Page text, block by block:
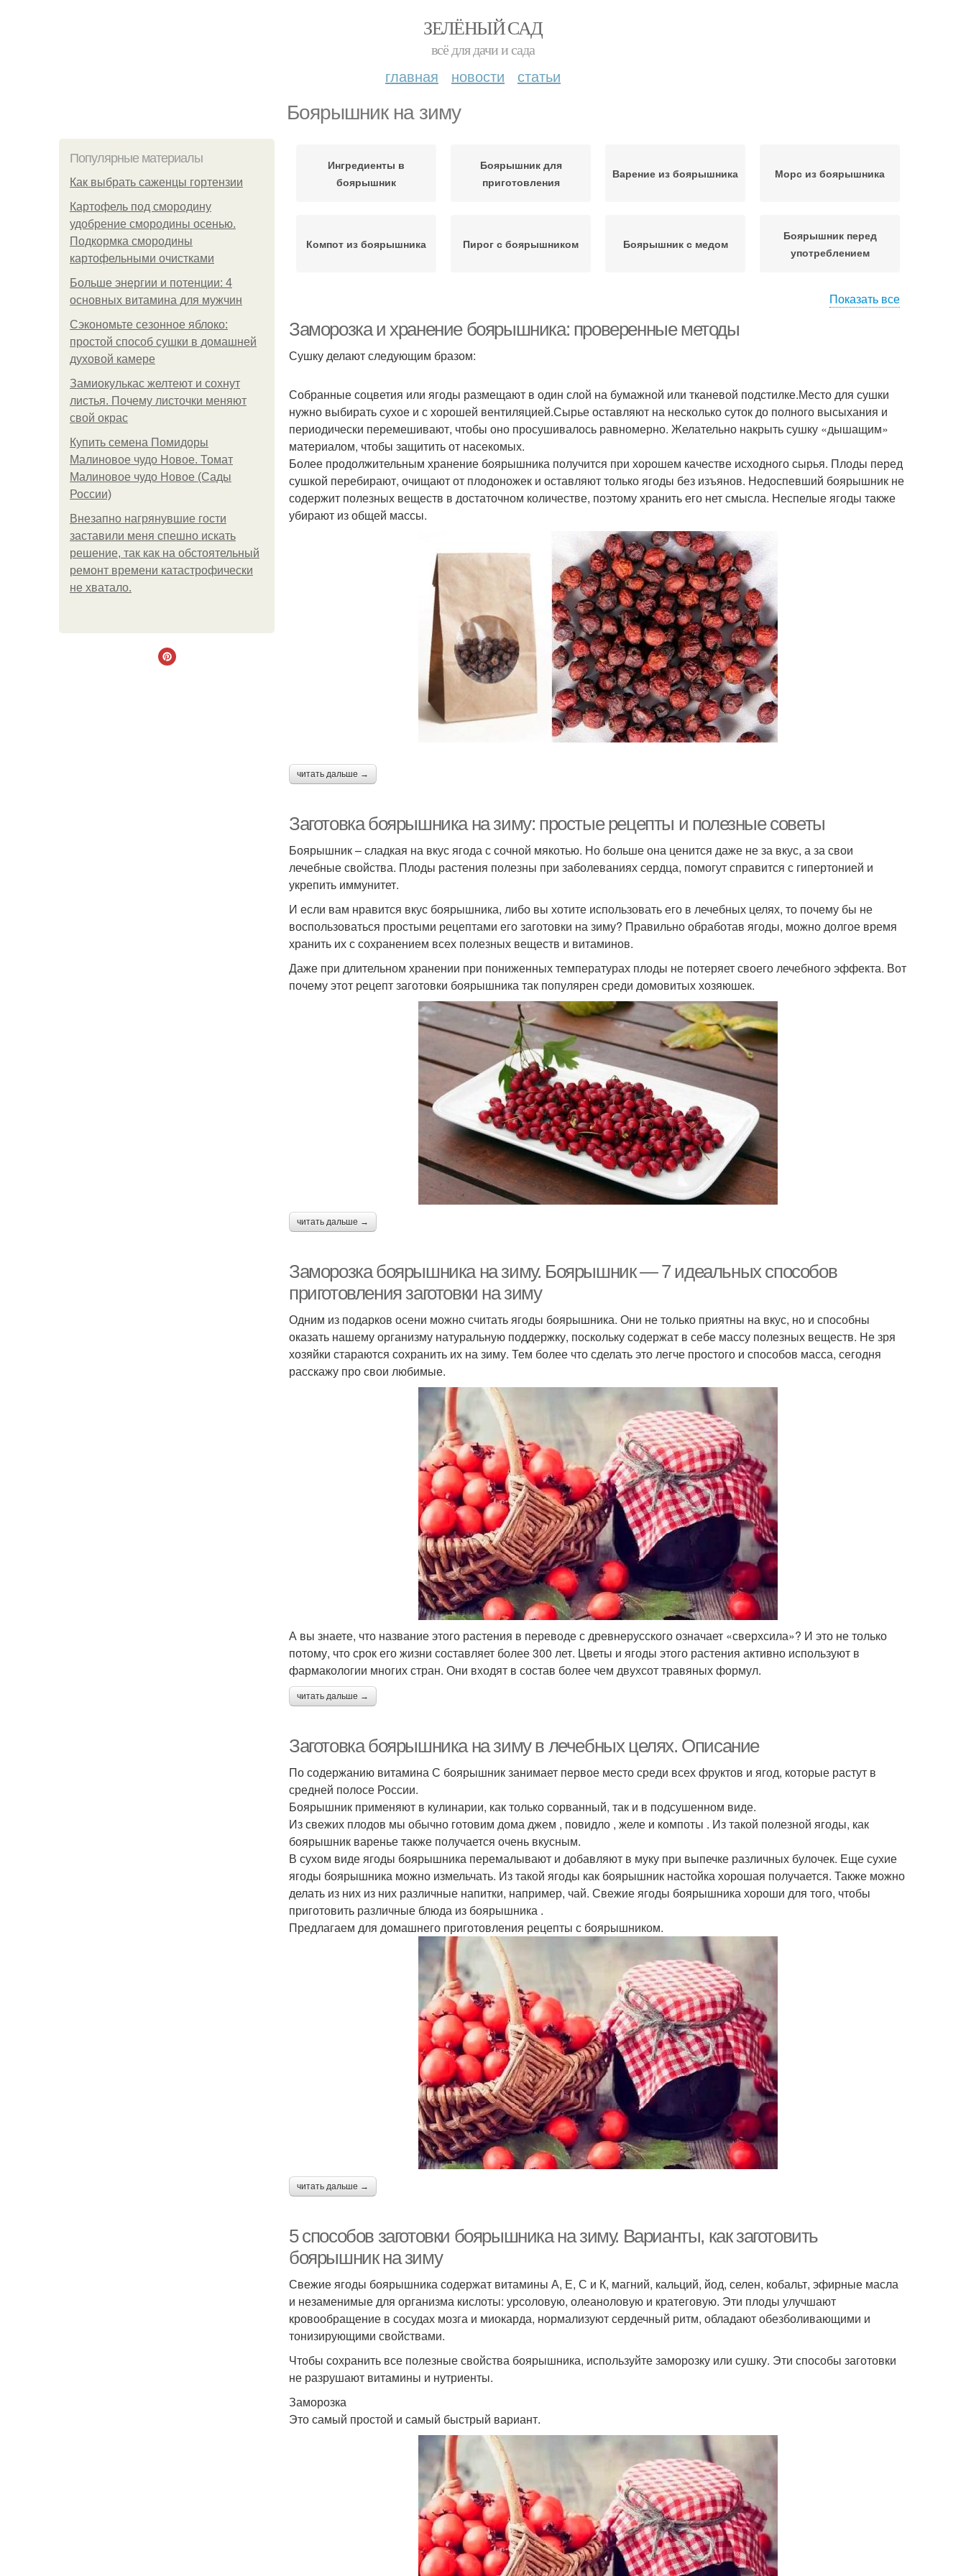
ЗЕЛЁНЫЙ САД
всё для дачи и сада
главная новости статьи
Боярышник на зиму
Популярные материалы
Как выбрать саженцы гортензии
Картофель под смородину
удобрение смородины осенью.
Подкормка смородины
картофельными очистками
Больше энергии и потенции: 4
основных витамина для мужчин
Сэкономьте сезонное яблоко:
простой способ сушки в домашней
духовой камере
Замиокулькас желтеют и сохнут
листья. Почему листочки меняют
свой окрас
Купить семена Помидоры
Малиновое чудо Новое. Томат
Малиновое чудо Новое (Сады
России)
Внезапно нагрянувшие гости
заставили меня спешно искать
решение, так как на обстоятельный
ремонт времени катастрофически
не хватало.
Ингредиенты в
боярышник
Боярышник для
приготовления
Варение из боярышника Морс из боярышника
Компот из боярышника Пирог с боярышником Боярышник с медом
Боярышник перед
употреблением
боярышника
Боярышник в
собственном соку
Сок на зиму
Настойка из
Боярышник без сахара Соус из боярышника Пирог из боярышника
Боярышник по
правилам
Боярышник через
мясорубку
Пастила из боярышника
Боярышник в домашних
Боярышник на самогоне
Показать все
Заморозка и хранение боярышника: проверенные методы
Сушку делают следующим бразом:
Собранные соцветия или ягоды размещают в один слой на бумажной или тканевой подстилке.Место для сушки
нужно выбирать сухое и с хорошей вентиляцией.Сырье оставляют на несколько суток до полного высыхания и
периодически перемешивают, чтобы оно просушивалось равномерно. Желательно накрыть сушку «дышащим»
материалом, чтобы защитить от насекомых.
Более продолжительным хранение боярышника получится при хорошем качестве исходного сырья. Плоды перед
сушкой перебирают, очищают от плодоножек и оставляют только ягоды без изъянов. Недоспевший боярышник не
содержит полезных веществ в достаточном количестве, поэтому хранить его нет смысла. Неспелые ягоды также
убирают из общей массы.
читать дальше →
Заготовка боярышника на зиму: простые рецепты и полезные советы
Боярышник – сладкая на вкус ягода с сочной мякотью. Но больше она ценится даже не за вкус, а за свои
лечебные свойства. Плоды растения полезны при заболеваниях сердца, помогут справится с гипертонией и
укрепить иммунитет.
И если вам нравится вкус боярышника, либо вы хотите использовать его в лечебных целях, то почему бы не
воспользоваться простыми рецептами его заготовки на зиму? Правильно обработав ягоды, можно долгое время
хранить их с сохранением всех полезных веществ и витаминов.
Даже при длительном хранении при пониженных температурах плоды не потеряет своего лечебного эффекта. Вот
почему этот рецепт заготовки боярышника так популярен среди домовитых хозяюшек.
читать дальше →
Заморозка боярышника на зиму. Боярышник — 7 идеальных способов
приготовления заготовки на зиму
Одним из подарков осени можно считать ягоды боярышника. Они не только приятны на вкус, но и способны
оказать нашему организму натуральную поддержку, поскольку содержат в себе массу полезных веществ. Не зря
хозяйки стараются сохранить их на зиму. Тем более что сделать это легче простого и способов масса, сегодня
расскажу про свои любимые.
А вы знаете, что название этого растения в переводе с древнерусского означает «сверхсила»? И это не только
потому, что срок его жизни составляет более 300 лет. Цветы и ягоды этого растения активно используют в
фармакологии многих стран. Они входят в состав более чем двухсот травяных формул.
читать дальше →
Заготовка боярышника на зиму в лечебных целях. Описание
По содержанию витамина С боярышник занимает первое место среди всех фруктов и ягод, которые растут в
средней полосе России.
Боярышник применяют в кулинарии, как только сорванный, так и в подсушенном виде.
Из свежих плодов мы обычно готовим дома джем , повидло , желе и компоты . Из такой полезной ягоды, как
боярышник варенье также получается очень вкусным.
В сухом виде ягоды боярышника перемалывают и добавляют в муку при выпечке различных булочек. Еще сухие
ягоды боярышника можно измельчать. Из такой ягоды как боярышник настойка хорошая получается. Также можно
делать из них из них различные напитки, например, чай. Свежие ягоды боярышника хороши для того, чтобы
приготовить различные блюда из боярышника .
Предлагаем для домашнего приготовления рецепты с боярышником.
читать дальше →
5 способов заготовки боярышника на зиму. Варианты, как заготовить
боярышник на зиму
Свежие ягоды боярышника содержат витамины А, Е, С и К, магний, кальций, йод, селен, кобальт, эфирные масла
и незаменимые для организма кислоты: урсоловую, олеаноловую и кратеговую. Эти плоды улучшают
кровообращение в сосудах мозга и миокарда, нормализуют сердечный ритм, обладают обезболивающими и
тонизирующими свойствами.
Чтобы сохранить все полезные свойства боярышника, используйте заморозку или сушку. Эти способы заготовки
не разрушают витамины и нутриенты.
Заморозка
Это самый простой и самый быстрый вариант.